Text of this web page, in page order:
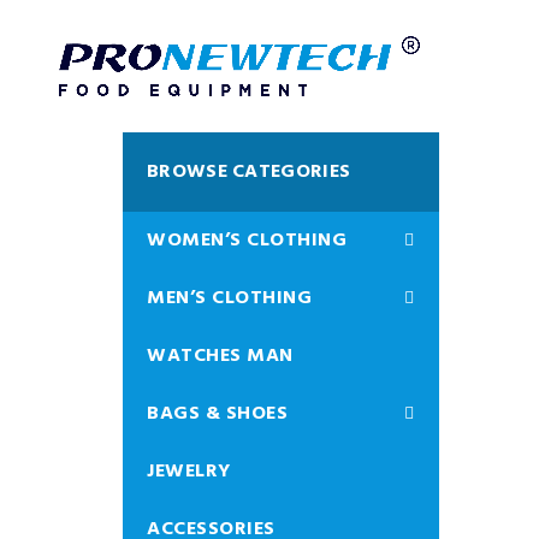
BROWSE CATEGORIES
WOMEN’S CLOTHING
MEN’S CLOTHING
WATCHES MAN
BAGS & SHOES
JEWELRY
ACCESSORIES